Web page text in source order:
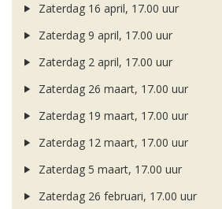
Zaterdag 16 april, 17.00 uur
Zaterdag 9 april, 17.00 uur
Zaterdag 2 april, 17.00 uur
Zaterdag 26 maart, 17.00 uur
Zaterdag 19 maart, 17.00 uur
Zaterdag 12 maart, 17.00 uur
Zaterdag 5 maart, 17.00 uur
Zaterdag 26 februari, 17.00 uur